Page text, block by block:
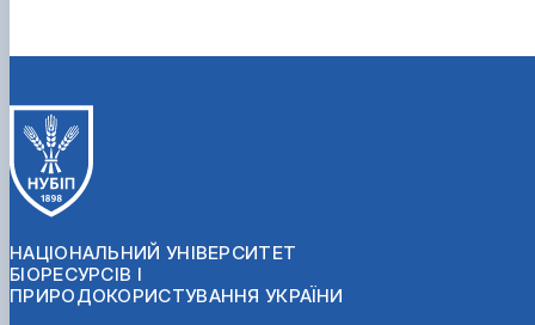
НАЦІОНАЛЬНИЙ УНІВЕРСИТЕТ
БІОРЕСУРСІВ І
ПРИРОДОКОРИСТУВАННЯ УКРАЇНИ